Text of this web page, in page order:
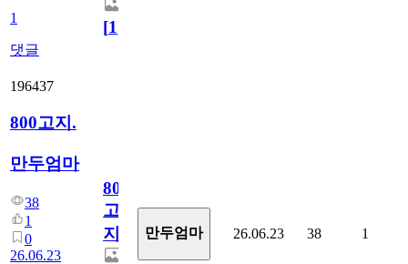
1
댓글
[1]
196437
800고지.
만두엄마
38
1
0
26.06.23
800
고
지.
만두엄마 26.06.23 38 1